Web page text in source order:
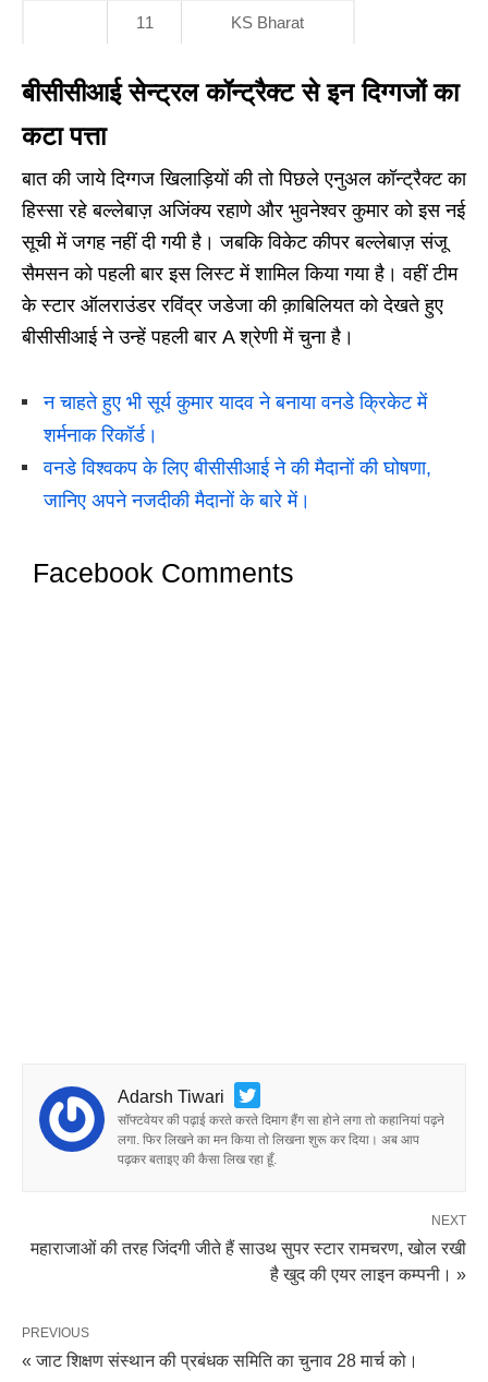
11 KS Bharat
बीसीसीआई सेन्ट्रल कॉन्ट्रैक्ट से इन दिग्गजों का
कटा पत्ता
बात की जाये दिग्गज खिलाड़ियों की तो पिछले एनुअल कॉन्ट्रैक्ट का
हिस्सा रहे बल्लेबाज़ अजिंक्य रहाणे और भुवनेश्वर कुमार को इस नई
सूची में जगह नहीं दी गयी है। जबकि विकेट कीपर बल्लेबाज़ संजू
सैमसन को पहली बार इस लिस्ट में शामिल किया गया है। वहीं टीम
के स्टार ऑलराउंडर रविंद्र जडेजा की क़ाबिलियत को देखते हुए
बीसीसीआई ने उन्हें पहली बार A श्रेणी में चुना है।
न चाहते हुए भी सूर्य कुमार यादव ने बनाया वनडे क्रिकेट में
शर्मनाक रिकॉर्ड।
वनडे विश्वकप के लिए बीसीसीआई ने की मैदानों की घोषणा,
जानिए अपने नजदीकी मैदानों के बारे में।
Facebook Comments
Adarsh Tiwari
सॉफ्टवेयर की पढ़ाई करते करते दिमाग हैंग सा होने लगा तो कहानियां पढ़ने
लगा. फिर लिखने का मन किया तो लिखना शुरू कर दिया। अब आप
पढ़कर बताइए की कैसा लिख रहा हूँ.
NEXT
महाराजाओं की तरह जिंदगी जीते हैं साउथ सुपर स्टार रामचरण, खोल रखी
है खुद की एयर लाइन कम्पनी। »
PREVIOUS
« जाट शिक्षण संस्थान की प्रबंधक समिति का चुनाव 28 मार्च को।